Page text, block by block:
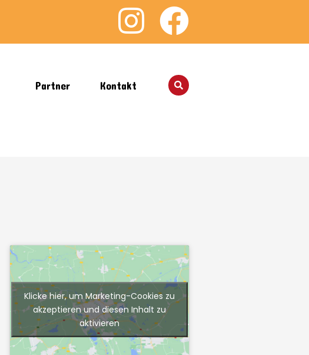
Partner Kontakt
Klicke hier, um Marketing-Cookies zu
akzeptieren und diesen Inhalt zu
aktivieren